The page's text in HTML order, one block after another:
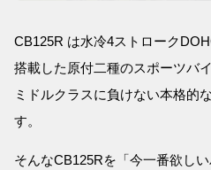
CB125R は水冷4ストローク
搭載した原付二種のスポーツバイ
ミドルクラスに負けない本格的
す。
そんなCB125Rを「今一番欲し